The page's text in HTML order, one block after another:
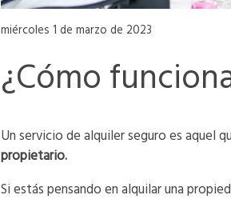
miércoles 1 de marzo de 2023
¿Cómo
Un servicio de alquiler seguro es aquel
propietario.
Si estás pensando en alquilar una